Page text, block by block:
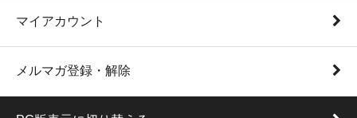
マイアカウント
メルマガ登録・解除